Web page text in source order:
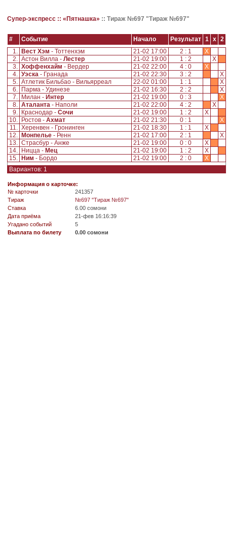
Супер-экспресс :: «Пятнашка» :: Тираж №697 "Тираж №697"
# Событие Начало Результат 1 x
2
1.
Вест Хэм - Тоттенхэм 21-02 17:00 2 : 1
X
2. Астон Вилла - Лестер 21-02 19:00 1 : 2
X
3. Хоффенхайм - Вердер 21-02 22:00 4 : 0
X
4. Уэска - Гранада 21-02 22:30 3 : 2
X
5. Атлетик Бильбао - Вильярреал 22-02 01:00 1 : 1
X
6.
Парма - Удинезе 21-02 16:30 2 : 2
X
7.
Милан - Интер 21-02 19:00 0 : 3
X
8. Аталанта - Наполи 21-02 22:00 4 : 2
X
9.
Краснодар - Сочи 21-02 19:00 1 : 2
X
10.
Ростов - Ахмат 21-02 21:30 0 : 1
X
11. Херенвен - Гронинген 21-02 18:30 1 : 1
X
12.
Монпелье - Ренн 21-02 17:00 2 : 1
X
13. Страсбур - Анже 21-02 19:00 0 : 0
X
14.
Ницца - Мец 21-02 19:00 1 : 2
X
15.
Ним - Бордо 21-02 19:00 2 : 0
X
Вариантов: 1
Информация о карточке:
№ карточки
241357
Tираж
№697 "Тираж №697"
Ставка
6.00 сомони
Дата приёма
21-фев 16:16:39
Угадано событий
5
Выплата по билету
0.00 сомони